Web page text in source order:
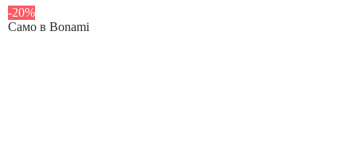
-20%
Само в Bonami